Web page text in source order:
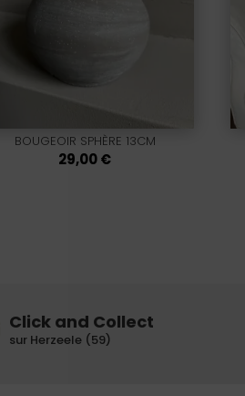
BOUGEOIR SPHÈRE 13CM
29,00€
Click and Collect
sur Herzeele (59)